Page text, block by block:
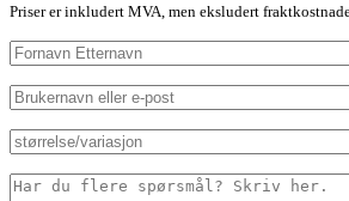
Priser er inkludert MVA, men eksludert